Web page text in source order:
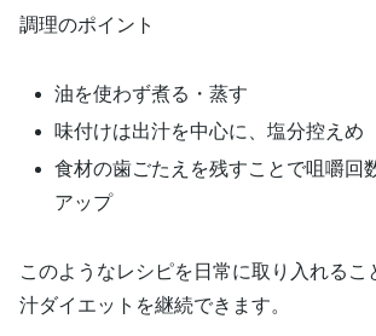
調理のポイント
油を使わず煮る・蒸す
味付けは出汁を中心に、塩分控えめ
食材の歯ごたえを残すことで咀嚼回
アップ
このようなレシピを日常に取り入れるこ
汁ダイエットを継続できます。